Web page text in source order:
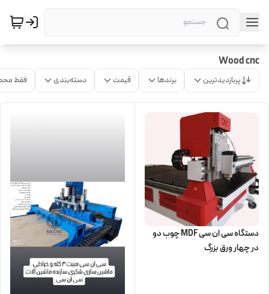
Wood cnc
پربازدیدترین برندها قیمت دسته‌بندی فقط
دستگاه سی ان سی MDF چوب دو
در چهار ورق بزرگ